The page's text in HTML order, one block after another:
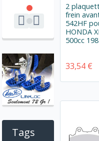
2
frein
542HF
HONDA
500cc
33,54 €
Tags